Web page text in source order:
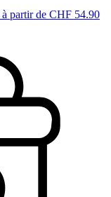
à partir de CHF 54.90